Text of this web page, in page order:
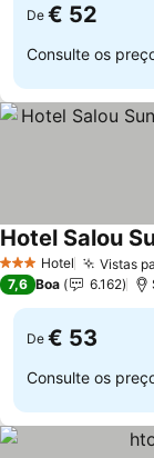
De € 52
Consulte os
3 EstrelasHotel Vistas
Ver preços
7,6 Boa 6.162
De € 53
Consulte os